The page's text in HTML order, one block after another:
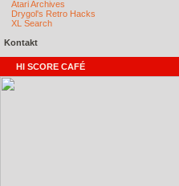
Atari Archives
Drygol's Retro Hacks
XL Search
Kontakt
HI SCORE CAFÉ